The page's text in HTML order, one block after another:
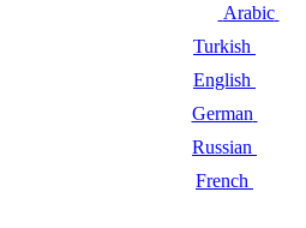
Arabic
Turkish
English
German
Russian
French